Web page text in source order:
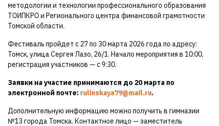
методологии и технологии профессионального образования
ТОИПКРО и Регионального центра финансовой грамотности
Томской области.
Фестиваль пройдет с 27 по 30 марта 2026 года по адресу:
Томск, улица Сергея Лазо, 26/1. Начало мероприятия в 10:00,
регистрация участников — с 9:30.
Заявки на участие принимаются до 20 марта по
электронной почте: rulinskaya79@mail.ru.
Дополнительную информацию можно получить в гимназии
№13 города Томска. Контактное лицо — заместитель